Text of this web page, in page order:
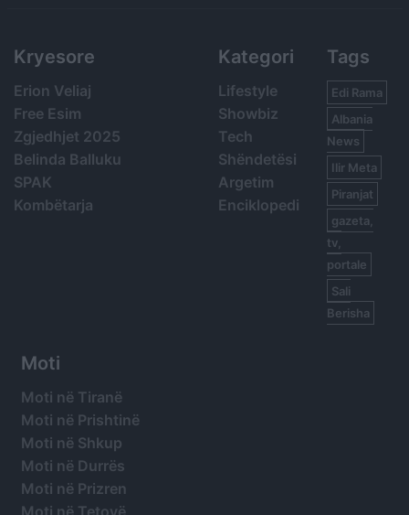
Kryesore
Erion Veliaj
Free Esim
Zgjedhjet 2025
Belinda Balluku
SPAK
Kombëtarja
Kategori
Lifestyle
Showbiz
Tech
Shëndetësi
Argetim
Enciklopedi
Tags
Edi Rama
Albania
News
Ilir Meta
Piranjat
gazeta,
tv,
portale
Sali
Berisha
Moti
Moti në Tiranë
Moti në Prishtinë
Moti në Shkup
Moti në Durrës
Moti në Prizren
Moti në Tetovë